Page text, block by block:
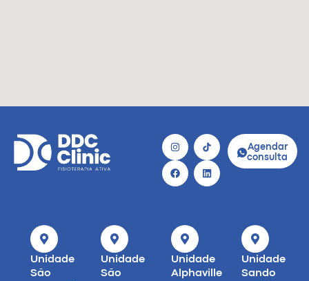
Agendar
consulta
Unidade
São
Unidade
São
Unidade
Alphaville
Unidade
Sando